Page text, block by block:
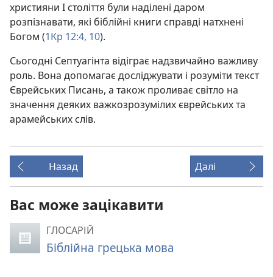
християни I століття були наділені даром
розпізнавати, які біблійні книги справді натхнені
Богом (1Кр 12:4, 10).
Сьогодні Септуагінта відіграє надзвичайно важливу
роль. Вона допомагає досліджувати і розуміти текст
Єврейських Писань, а також проливає світло на
значення деяких важкозрозумілих єврейських та
арамейських слів.
Назад Далі
Вас може зацікавити
ГЛОСАРІЙ
Біблійна грецька мова